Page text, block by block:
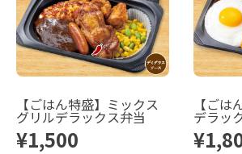
【ごはん特盛】ミックス
グリルデラックス弁当
¥1,500
【ごは
デラッ